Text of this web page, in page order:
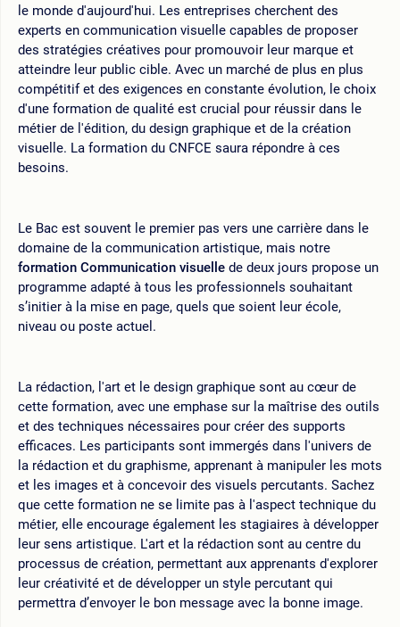
le monde d'aujourd'hui. Les entreprises cherchent des
experts en communication visuelle capables de proposer
des stratégies créatives pour promouvoir leur marque et
atteindre leur public cible. Avec un marché de plus en plus
compétitif et des exigences en constante évolution, le choix
d'une formation de qualité est crucial pour réussir dans le
métier de l'édition, du design graphique et de la création
visuelle. La formation du CNFCE saura répondre à ces
besoins.
Le Bac est souvent le premier pas vers une carrière dans le
domaine de la communication artistique, mais notre
formation Communication visuelle de deux jours propose un
programme adapté à tous les professionnels souhaitant
s’initier à la mise en page, quels que soient leur école,
niveau ou poste actuel.
La rédaction, l'art et le design graphique sont au cœur de
cette formation, avec une emphase sur la maîtrise des outils
et des techniques nécessaires pour créer des supports
efficaces. Les participants sont immergés dans l'univers de
la rédaction et du graphisme, apprenant à manipuler les mots
et les images et à concevoir des visuels percutants. Sachez
que cette formation ne se limite pas à l'aspect technique du
métier, elle encourage également les stagiaires à développer
leur sens artistique. L'art et la rédaction sont au centre du
processus de création, permettant aux apprenants d'explorer
leur créativité et de développer un style percutant qui
permettra d’envoyer le bon message avec la bonne image.